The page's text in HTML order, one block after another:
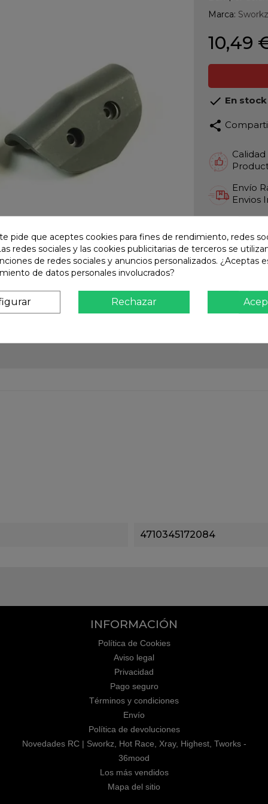
Marca: Sworkz
10,49
 En stock
share
Envío
Envios
Te
4710345172084
INFORMACIÓN
Política de Cookies
Aviso legal
Privacidad
Pago seguro
Términos y condiciones
Envío
Política de devoluciones
Novedades RC | Sworkz, Hot Race, Xray, Highest, Tworks -
36mood
Los más vendidos
Mapa del sitio
pide que aceptes cookies para fines de rendimiento, redes
redes sociales y las cookies publicitarias de terceros se
de redes sociales y anuncios personalizados. ¿Aceptas
de datos personales involucrados?
Rechazar